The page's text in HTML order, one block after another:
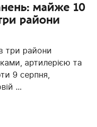
майже 10
райони
три райони
артилерією та
9 серпня,
...